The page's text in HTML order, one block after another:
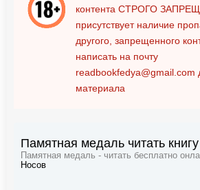
контента СТРОГО
присутствует наличие
другого, запрещенного
написать на почту
readbookfedya@gmail.com
материала
Памятная медаль читать
Памятная медаль - читать бесплатно
Носов